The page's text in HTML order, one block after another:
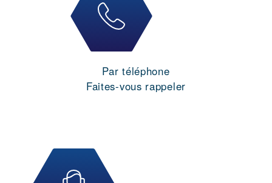
Par téléphone
Faites-vous rappeler